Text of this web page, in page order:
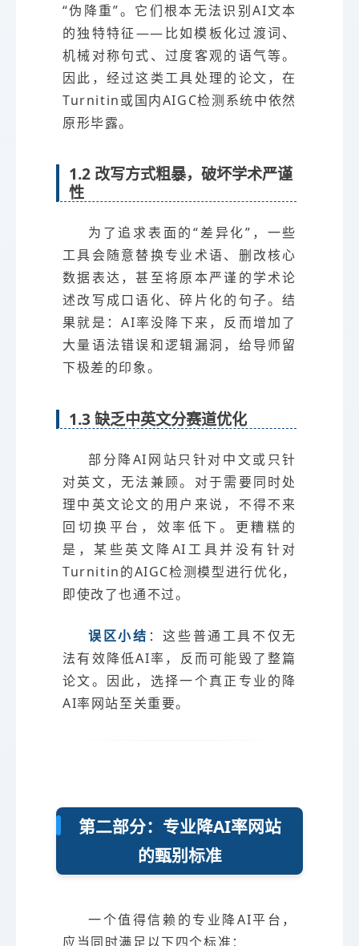
“伪降重”。它们根本无法识别AI文本
的独特特征——比如模板化过渡词、
机械对称句式、过度客观的语气等。
因此，经过这类工具处理的论文，在
Turnitin或国内AIGC检测系统中依然
原形毕露。
1.2 改写方式粗暴，破坏学术严谨
性
为了追求表面的“差异化”，一些
工具会随意替换专业术语、删改核心
数据表达，甚至将原本严谨的学术论
述改写成口语化、碎片化的句子。结
果就是：AI率没降下来，反而增加了
大量语法错误和逻辑漏洞，给导师留
下极差的印象。
1.3 缺乏中英文分赛道优化
部分降AI网站只针对中文或只针
对英文，无法兼顾。对于需要同时处
理中英文论文的用户来说，不得不来
回切换平台，效率低下。更糟糕的
是，某些英文降AI工具并没有针对
Turnitin的AIGC检测模型进行优化，
即使改了也通不过。
误区小结 ：这些普通工具不仅无
法有效降低AI率，反而可能毁了整篇
论文。因此，选择一个真正专业的降
AI率网站至关重要。
第二部分：专业降AI率网站
的甄别标准
一个值得信赖的专业降AI平台，
应当同时满足以下四个标准：